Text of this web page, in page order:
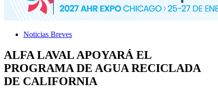
Noticias Breves
ALFA LAVAL APOYARÁ EL
PROGRAMA DE AGUA RECICLADA
DE CALIFORNIA